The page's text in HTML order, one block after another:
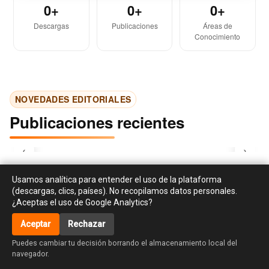
Usamos analítica para entender el uso de la plataforma
(descargas, clics, países). No recopilamos datos personales.
¿Aceptas el uso de Google Analytics?
Aceptar Rechazar
Puedes cambiar tu decisión borrando el almacenamiento local del
navegador.
0+
Descargas
0+
Publicaciones
0+
Áreas de
Conocimiento
NOVEDADES EDITORIALES
Publicaciones recientes
‹ ›